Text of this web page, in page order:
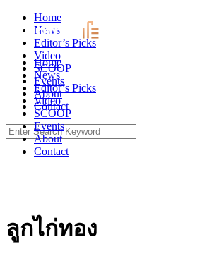
Skip
content
Home
News
Editor’s Picks
Video
SCOOP
Events
About
Contact
Home
News
Editor’s Picks
Video
SCOOP
Events
About
Contact
Search
for:
ลูกไก่ทอง